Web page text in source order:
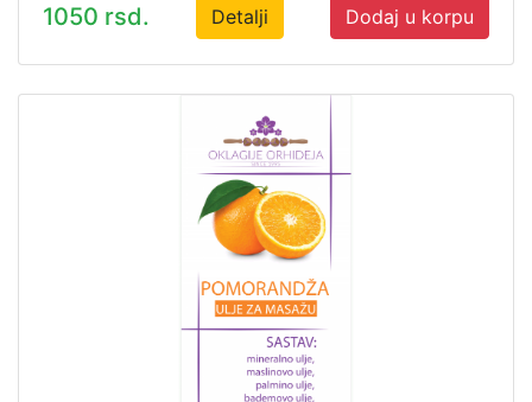
1050 rsd. Detalji Dodaj u korpu